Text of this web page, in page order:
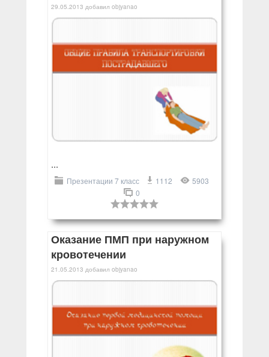
29.05.2013 добавил objyanao
...
Презентации 7 класс 1112
5903
0
Оказание ПМП при наружном
кровотечении
21.05.2013 добавил objyanao